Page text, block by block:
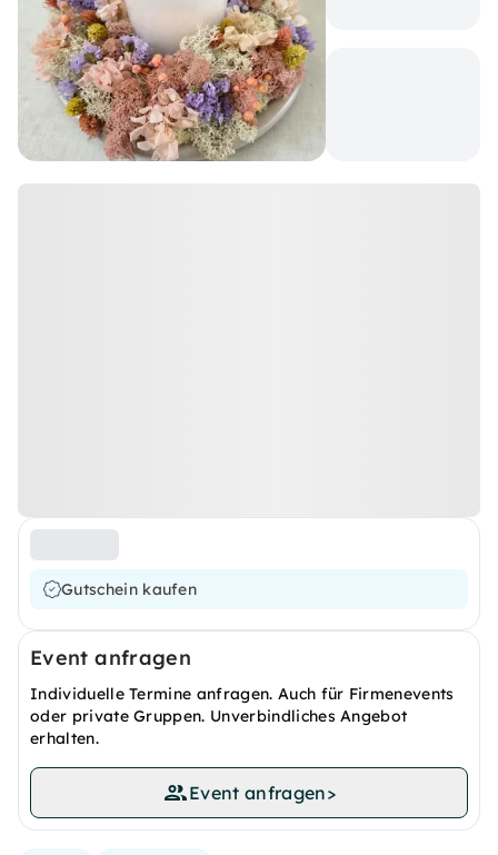
Gutschein kaufen
Event anfragen
Individuelle Termine anfragen. Auch für Firmenevents
oder private Gruppen. Unverbindliches Angebot
erhalten.
Event anfragen>